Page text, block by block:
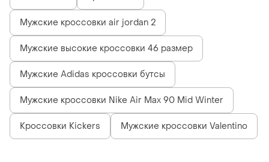
Мужские кроссовки air jordan 2
Мужские высокие кроссовки 46 размер
Мужские Adidas кроссовки бутсы
Мужские кроссовки Nike Air Max 90 Mid Winter
Кроссовки Kickers Мужские кроссовки Valentino